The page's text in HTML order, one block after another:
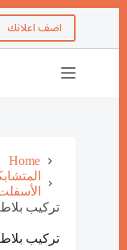
اضف اعلانك
Home
تركيب بلاط
تركيب بلاط